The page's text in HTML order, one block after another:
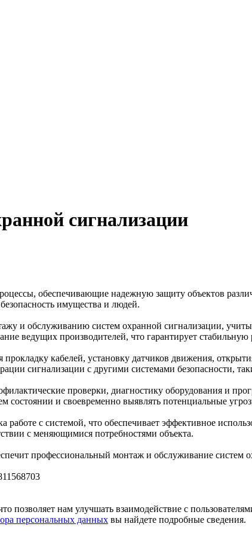
сигнализации
обеспечивающие надежную защиту объектов
имущества и людей.
и обслуживанию систем охранной сигнализации,
ведущих производителей, что гарантирует
кабелей, установку датчиков движения,
сигнализации с другими системами безопасности,
проверки, диагностику оборудования и
состоянии и своевременно выявлять потенциальные
с системой, что обеспечивает эффективное
с меняющимися потребностями объекта.
профессиональный монтаж и обслуживание систем
позволяет нам улучшать взаимодействие с
персональных данных вы найдете подробные сведения.